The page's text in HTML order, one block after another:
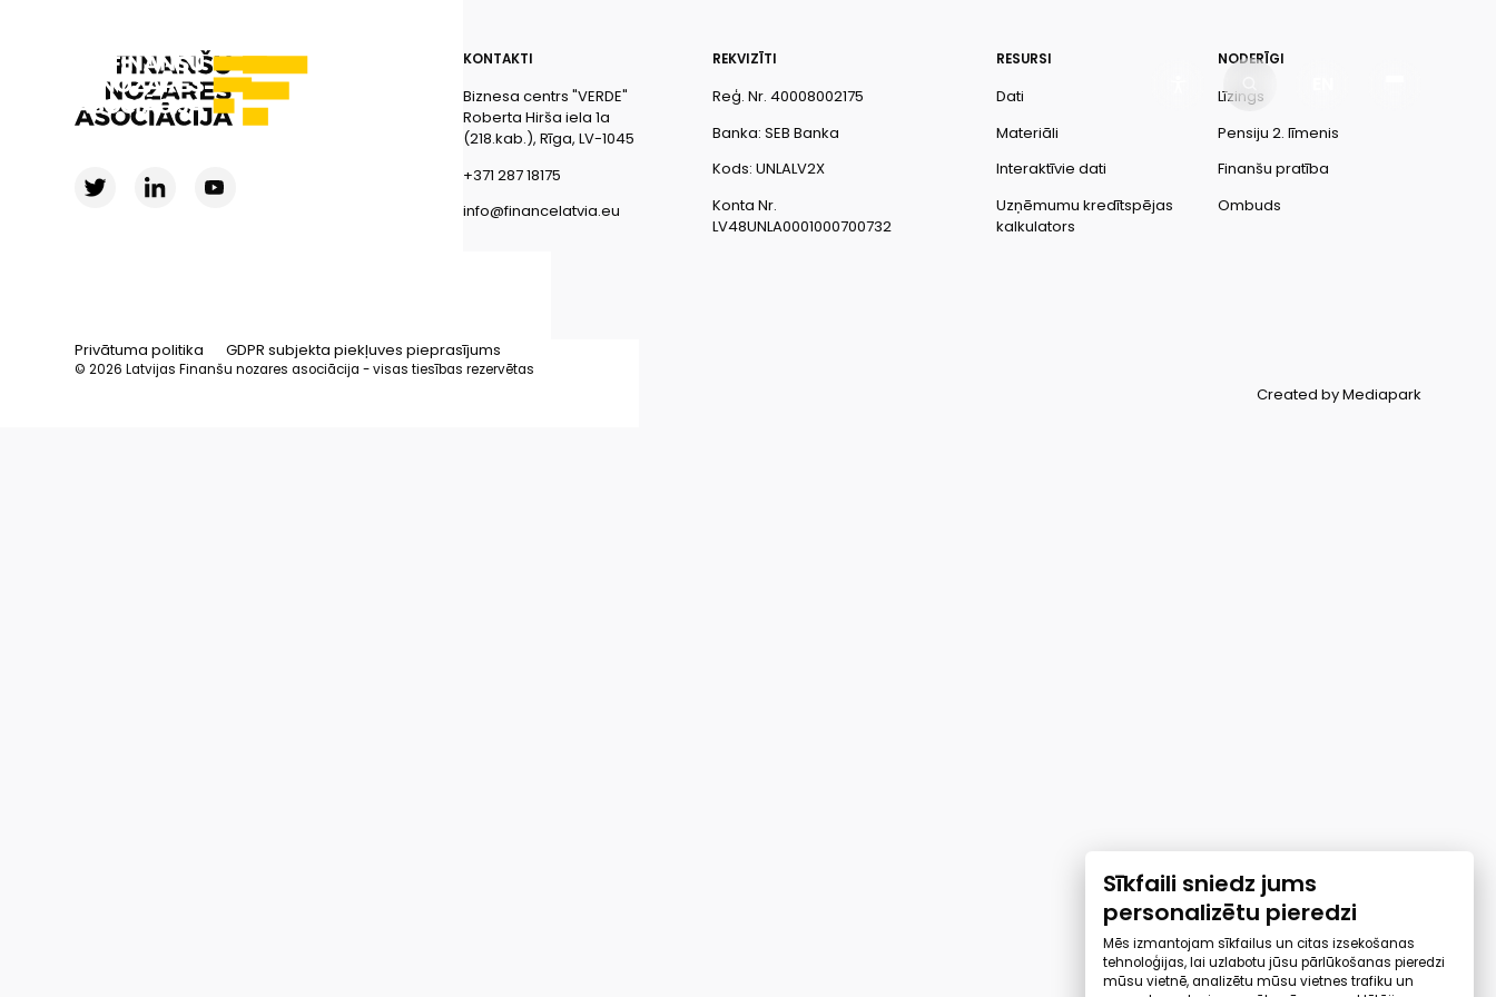
KONTAKTI
Biznesa centrs "VERDE"
Roberta Hirša iela 1a
(218.kab.), Rīga, LV-1045
+371 287 18175
info@financelatvia.eu
REKVIZĪTI
Reģ. Nr. 40008002175
Banka: SEB Banka
Kods: UNLALV2X
Konta Nr.
LV48UNLA0001000700732
RESURSI
Dati
Materiāli
Interaktīvie dati
Uzņēmumu kredītspējas
kalkulators
NODERĪGI
Līzings
Pensiju 2. līmenis
Finanšu pratība
Ombuds
Privātuma politika GDPR subjekta piekļuves pieprasījums
© 2026 Latvijas Finanšu nozares asociācija - visas tiesības rezervētas
Created by Mediapark
Sīkfaili sniedz jums
personalizētu pieredzi
Mēs izmantojam sīkfailus un citas izsekošanas
tehnoloģijas, lai uzlabotu jūsu pārlūkošanas pieredzi
mūsu vietnē, analizētu mūsu vietnes trafiku un